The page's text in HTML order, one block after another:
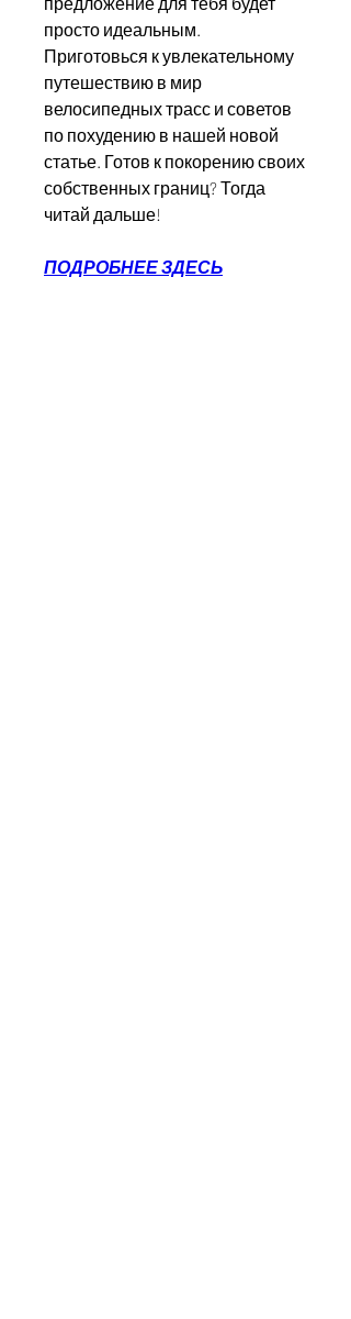
просто идеальным.
Приготовься к увлекательному
путешествию в мир
велосипедных трасс и советов
по похудению в нашей новой
статье. Готов к покорению своих
собственных границ? Тогда
читай дальше!
ПОДРОБНЕЕ ЗДЕСЬ